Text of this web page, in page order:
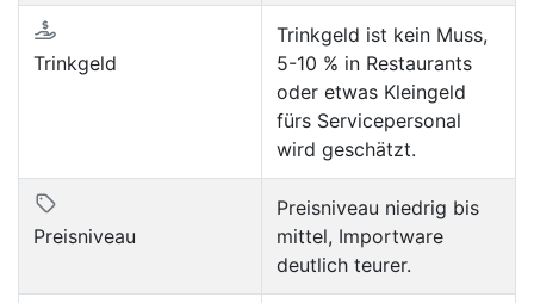
Trinkgeld
Trinkgeld ist kein Muss,
5-10 % in Restaurants
oder etwas Kleingeld
fürs Servicepersonal
wird geschätzt.
Preisniveau
Preisniveau niedrig bis
mittel, Importware
deutlich teurer.